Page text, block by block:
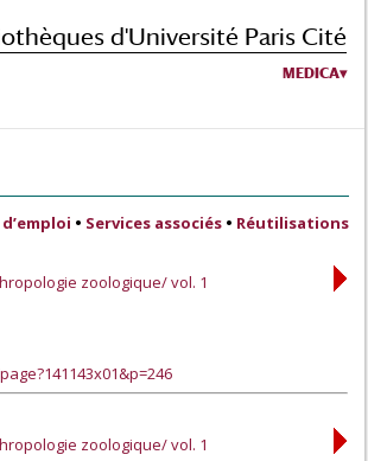
d'Université Paris Cité
MEDICA
• Services associés • Réutilisations
zoologique/ vol. 1
zoologique/ vol. 1